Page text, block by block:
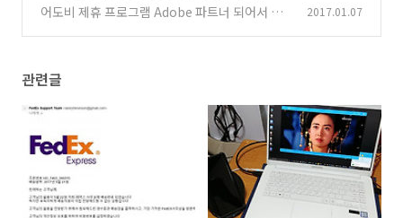
(3)
어도비 제휴 프로그램 Adobe 파트너 되어서 광
2017.01.07
관련글